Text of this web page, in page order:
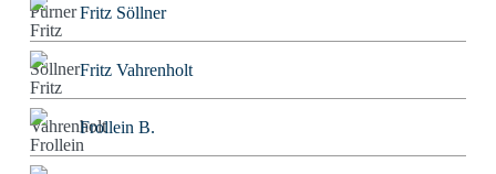
Fritz Söllner
Fritz Vahrenholt
Frollein B.